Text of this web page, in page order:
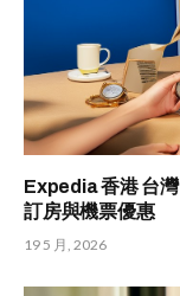
Expedia 香港 台
訂房與機票優惠
19 5 月, 2026